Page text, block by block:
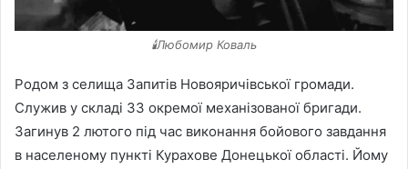
🕯️Любомир Коваль
Родом з селища Запитів Новояричівської громади.
Служив у складі 33 окремої механізованої бригади.
Загинув 2 лютого під час виконання бойового завдання
в населеному пункті Курахове Донецької області. Йому